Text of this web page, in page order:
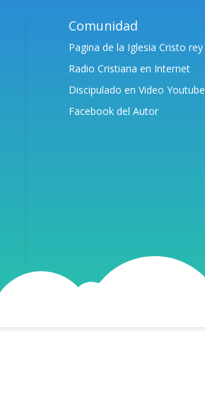
Comunidad
Pagina de la Iglesia Cristo rey
Radio Cristiana en Internet
Discipulado en Video Youtube
Facebook del Autor